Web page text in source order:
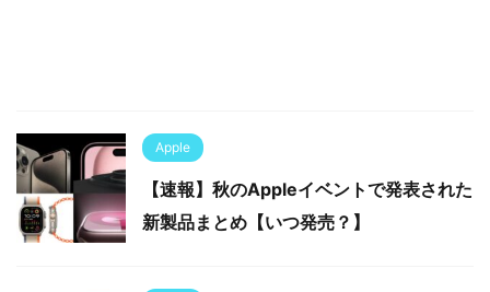
Apple
【速報】秋のAppleイベントで発表された
新製品まとめ【いつ発売？】